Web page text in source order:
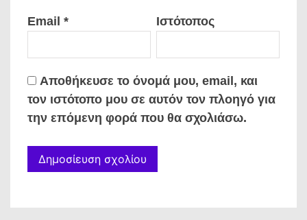
Email * Ιστότοπος
Αποθήκευσε το όνομά μου, email, και
τον ιστότοπο μου σε αυτόν τον πλοηγό για
την επόμενη φορά που θα σχολιάσω.